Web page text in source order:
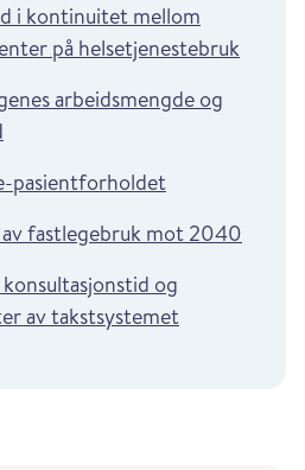
i kontinuitet mellom
på helsetjenestebruk
arbeidsmengde og
pasientforholdet
fastlegebruk mot 2040
og
av takstsystemet